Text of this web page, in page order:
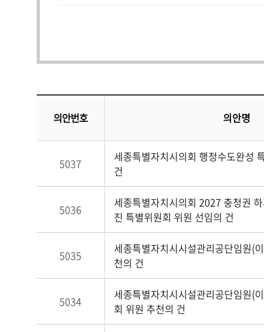
의안번호 의안명
5037
세종특별자치시의회 행정수도완성
건
5036
세종특별자치시의회 2027 충청권
진 특별위원회 위원 선임의 건
5035
세종특별자치시시설관리공단임원(
천의 건
5034
세종특별자치시시설관리공단임원(
회 위원 추천의 건